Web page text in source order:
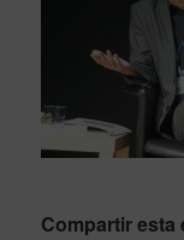
Compartir esta